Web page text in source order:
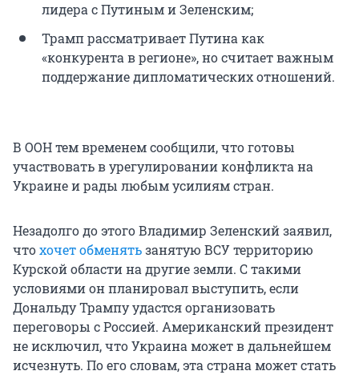
лидера с Путиным и Зеленским;
Трамп рассматривает Путина как
«конкурента в регионе», но считает важным
поддержание дипломатических отношений.
В ООН тем временем сообщили, что готовы
участвовать в урегулировании конфликта на
Украине и рады любым усилиям стран.
Незадолго до этого Владимир Зеленский заявил,
чтохочет обменятьзанятую ВСУ территорию
Курской области на другие земли. С такими
условиями он планировал выступить, если
Дональду Трампу удастся организовать
переговоры с Россией. Американский президент
не исключил, что Украина может в дальнейшем
исчезнуть. По его словам, эта страна может стать